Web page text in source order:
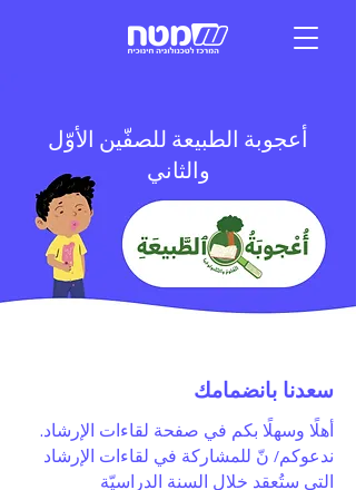
أعجوبة الطبيعة للصفّين الأوّل
والثاني
سعدنا بانضمامك
أهلًا وسهلًا بكم في صفحة لقاءات الإرشاد.
ندعوكم/ نّ للمشاركة في لقاءات الإرشاد
التي ستُعقد خلال السنة الدراسيّة